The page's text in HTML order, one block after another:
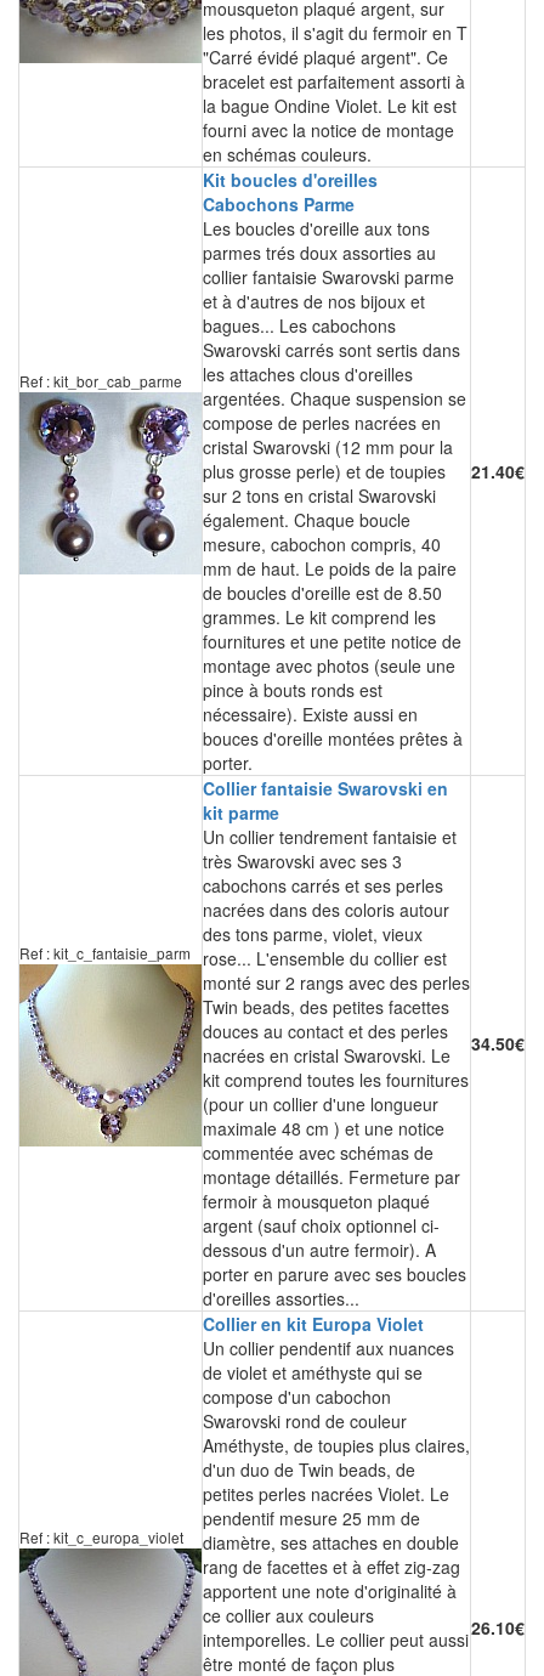
mousqueton plaqué argent, sur
les photos, il s'agit du fermoir en T
"Carré évidé plaqué argent". Ce
bracelet est parfaitement assorti à
la bague Ondine Violet. Le kit est
fourni avec la notice de montage
en schémas couleurs.
Ref : kit_bor_cab_parme
Kit boucles d'oreilles
Cabochons Parme
Les boucles d'oreille aux tons
parmes trés doux assorties au
collier fantaisie Swarovski parme
et à d'autres de nos bijoux et
bagues... Les cabochons
Swarovski carrés sont sertis dans
les attaches clous d'oreilles
argentées. Chaque suspension se
compose de perles nacrées en
cristal Swarovski (12 mm pour la
plus grosse perle) et de toupies
sur 2 tons en cristal Swarovski
également. Chaque boucle
mesure, cabochon compris, 40
mm de haut. Le poids de la paire
de boucles d'oreille est de 8.50
grammes. Le kit comprend les
fournitures et une petite notice de
montage avec photos (seule une
pince à bouts ronds est
nécessaire). Existe aussi en
bouces d'oreille montées prêtes à
porter.
21.40€
Ref : kit_c_fantaisie_parm
Collier fantaisie Swarovski en
kit parme
Un collier tendrement fantaisie et
très Swarovski avec ses 3
cabochons carrés et ses perles
nacrées dans des coloris autour
des tons parme, violet, vieux
rose... L'ensemble du collier est
monté sur 2 rangs avec des perles
Twin beads, des petites facettes
douces au contact et des perles
nacrées en cristal Swarovski. Le
kit comprend toutes les fournitures
(pour un collier d'une longueur
maximale 48 cm ) et une notice
commentée avec schémas de
montage détaillés. Fermeture par
fermoir à mousqueton plaqué
argent (sauf choix optionnel ci-
dessous d'un autre fermoir). A
porter en parure avec ses boucles
d'oreilles assorties...
34.50€
Ref : kit_c_europa_violet
Collier en kit Europa Violet
Un collier pendentif aux nuances
de violet et améthyste qui se
compose d'un cabochon
Swarovski rond de couleur
Améthyste, de toupies plus claires,
d'un duo de Twin beads, de
petites perles nacrées Violet. Le
pendentif mesure 25 mm de
diamètre, ses attaches en double
rang de facettes et à effet zig-zag
apportent une note d'originalité à
ce collier aux couleurs
intemporelles. Le collier peut aussi
être monté de façon plus
26.10€